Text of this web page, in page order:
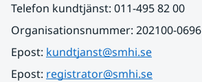
Telefon kundtjänst: 011-495 82 00
Organisationsnummer: 202100-0696
Epost: kundtjanst@smhi.se
Epost: registrator@smhi.se